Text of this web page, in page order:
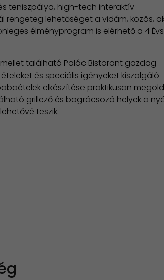
teniszpálya, high-tech interaktív
rengeteg lehetőséget a vidám, közös,
élményprogram is elérhető a 4
található Palóc Bistorant gazdag
és speciális igényeket kiszolgáló
elkészítése praktikusan
grillező és bográcsozó helyek a
teszik.